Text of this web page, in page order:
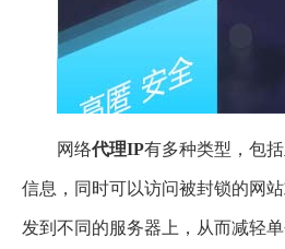
网络代理IP有多种类型，包
信息，同时可以访问被封锁的网
发到不同的服务器上，从而减轻单